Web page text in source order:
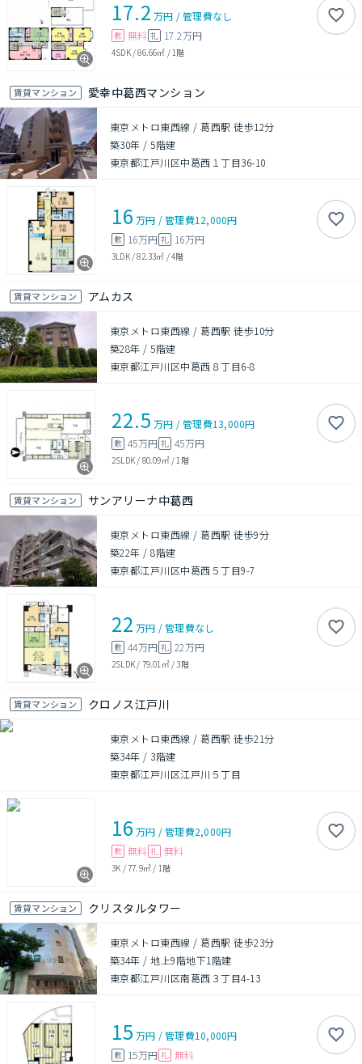
17.2 万円 /管理費なし
敷 無料 礼 17.2万円
4SDK/86.66㎡ / 1階
賃貸マンション 愛幸中葛西マンション
東京メトロ東西線 / 葛西駅 徒歩12分
築30年 /5階建
東京都江戸川区中葛西１丁目36-10
16 万円 /管理費12,000円
敷 16万円 礼 16万円
3LDK/82.33㎡ /4階
賃貸マンション アムカス
東京メトロ東西線 / 葛西駅 徒歩10分
築28年 /5階建
東京都江戸川区中葛西８丁目6-8
22.5 万円 /管理費13,000円
敷 45万円 礼 45万円
2SLDK / 80.09㎡/ 1階
賃貸マンション サンアリーナ中葛西
東京メトロ東西線 / 葛西駅 徒歩9分
築22年 /8階建
東京都江戸川区中葛西５丁目9-7
22 万円 /管理費なし
敷 44万円 礼 22万円
2SLDK / 79.01㎡/3階
賃貸マンション クロノス江戸川
東京メトロ東西線 / 葛西駅 徒歩21分
築34年 / 3階建
東京都江戸川区江戸川５丁目
16 万円 /管理費2,000円
敷 無料 礼 無料
3K /77.9㎡ / 1階
賃貸マンション クリスタルタワー
東京メトロ東西線 / 葛西駅 徒歩23分
築34年 /地上9階地下1階建
東京都江戸川区南葛西３丁目4-13
15 万円 /管理費10,000円
敷 15万円 礼 無料